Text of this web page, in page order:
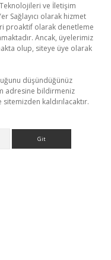
Teknolojileri ve İletişim
Sağlayıcı olarak hizmet
proaktif olarak denetleme
Ancak, üyelerimiz
olup, siteye üye olarak
düşündüğünüz
adresine bildirmeniz
kaldırılacaktır.